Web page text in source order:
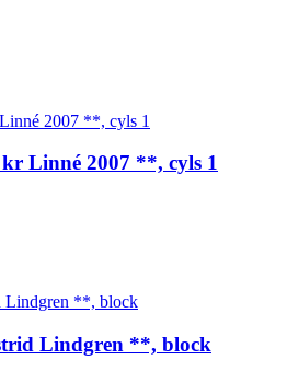
Linné 2007 **, cyls 1
Lindgren **, block